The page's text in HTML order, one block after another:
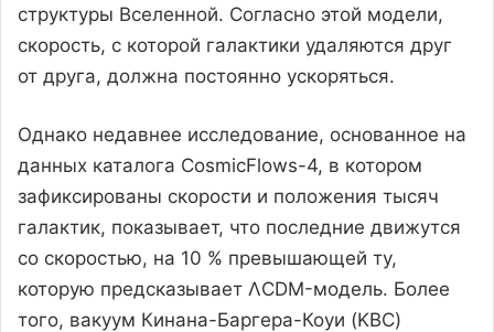
структуры Вселенной. Согласно этой модели,
скорость, с которой галактики удаляются друг
от друга, должна постоянно ускоряться.
Однако недавнее исследование, основанное на
данных каталога CosmicFlows-4, в котором
зафиксированы скорости и положения тысяч
галактик, показывает, что последние движутся
со скоростью, на 10 % превышающей ту,
которую предсказывает ΛCDM-модель. Более
того, вакуум Кинана-Баргера-Коуи (KBC)